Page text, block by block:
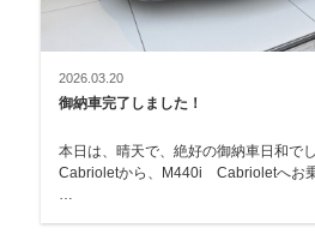
2026.03.20
御納車完了しました！
本日は、晴天で、絶好の御納車日和でした！
Cabrioletから、M440i Cabrioletへお